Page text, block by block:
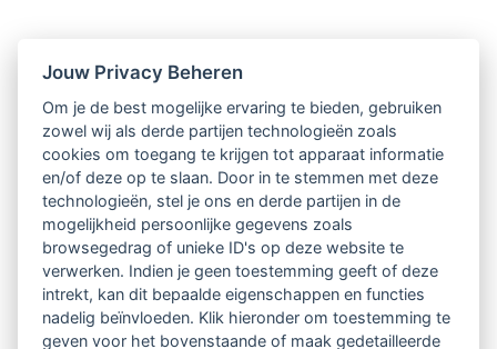
Nieuwsbrief
Ontvang 10 x per jaar de LVSC-
relatienieuwsbrief met o.a.:
vrij toegankelijke TsvB-artikelen
nieuws op het vlak van professioneel
begeleiden
Jouw Privacy Beheren
Om je de best mogelijke ervaring te bieden, gebruiken
zowel wij als derde partijen technologieën zoals
cookies om toegang te krijgen tot apparaat informatie
en/of deze op te slaan. Door in te stemmen met deze
technologieën, stel je ons en derde partijen in de
mogelijkheid persoonlijke gegevens zoals
browsegedrag of unieke ID's op deze website te
verwerken. Indien je geen toestemming geeft of deze
intrekt, kan dit bepaalde eigenschappen en functies
nadelig beïnvloeden. Klik hieronder om toestemming te
geven voor het bovenstaande of maak gedetailleerde